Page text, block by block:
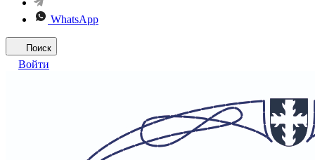
WhatsApp
Поиск
Войти